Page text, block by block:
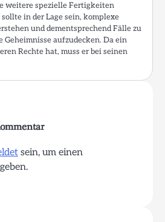
weitere spezielle Fertigkeiten
in der Lage sein, komplexe
und dementsprechend Fälle zu
Geheimnisse aufzudecken. Da ein
Rechte hat, muss er bei seinen
sein, um einen